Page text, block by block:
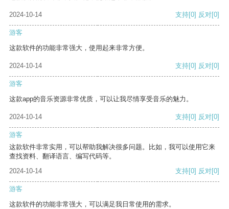
2024-10-14 支持[0] 反对[0]
游客
这款软件的功能非常强大，使用起来非常方便。
2024-10-14 支持[0] 反对[0]
游客
这款app的音乐资源非常优质，可以让我尽情享受音乐的魅力。
2024-10-14 支持[0] 反对[0]
游客
这款软件非常实用，可以帮助我解决很多问题。比如，我可以使用它来
查找资料、翻译语言、编写代码等。
2024-10-14
支持[0] 反对[0]
游客
这款软件的功能非常强大，可以满足我日常使用的需求。